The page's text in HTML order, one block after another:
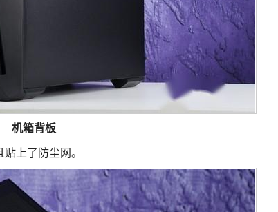
机箱背板
上了防尘网。